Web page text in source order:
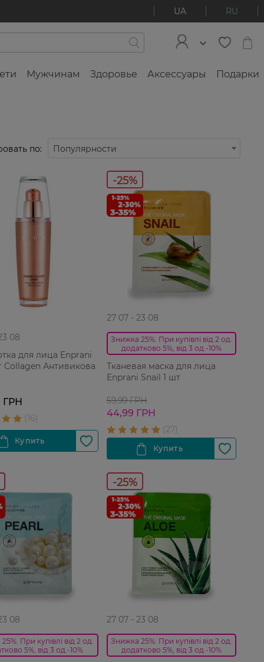
UA RU
Мужчинам Здоровье Аксессуары Подарки
по: Популярности
08
для лица Enprani
Collagen Антивикова
ГРН
-25%
27 07 - 23 08
Знижка 25%. При купівлі від 2 од.
додатково 5%, від 3 од.-10%
Тканевая маска для лица
Enprani Snail 1 шт
59,99 ГРН
44,99 ГРН
08
При купівлі від 2 од.
5%, від 3 од.-10%
-25%
27 07 - 23 08
Знижка 25%. При купівлі від 2 од.
додатково 5%, від 3 од.-10%